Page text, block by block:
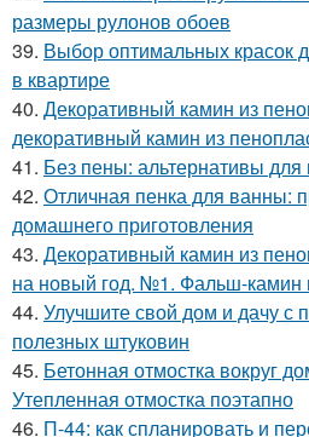
размеры рулонов обоев
39. Выбор оптимальных красок
в квартире
40. Декоративный камин из
декоративный камин из
41. Без пены: альтернативы для
42. Отличная пенка для ванны:
домашнего приготовления
43. Декоративный камин из
на новый год. №1. Фальш-камин
44. Улучшите свой дом и дачу с
полезных штуковин
45. Бетонная отмостка вокруг
Утепленная отмостка поэтапно
46. П-44: как спланировать и